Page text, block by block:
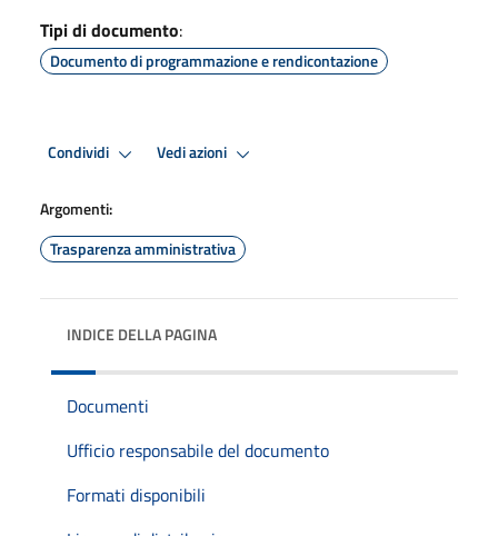
Tipi di documento:
Documento di programmazione e rendicontazione
Condividi Vedi azioni
Argomenti:
Trasparenza amministrativa
INDICE DELLA PAGINA
Documenti
Ufficio responsabile del documento
Formati disponibili